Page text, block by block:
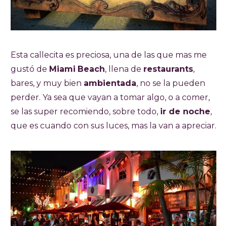
Esta callecita es preciosa, una de las que mas me
gustó de Miami Beach, llena de restaurants,
bares, y muy bien ambientada, no se la pueden
perder. Ya sea que vayan a tomar algo, o a comer,
se las super recomiendo, sobre todo, ir de noche,
que es cuando con sus luces, mas la van a apreciar.